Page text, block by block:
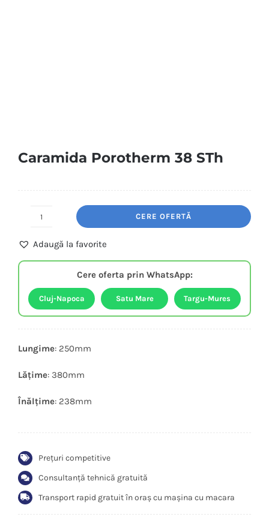
Caramida Porotherm 38 STh
Caramida
CERE OFERTĂ
Adaugă la favorite
Cere oferta prin WhatsApp:
Cluj-Napoca Satu Mare Targu-Mures
Lungime: 250mm
Lățime: 380mm
Înălțime: 238mm
Prețuri competitive
Consultanță tehnică gratuită
Transport rapid gratuit în oraș cu mașina cu macara